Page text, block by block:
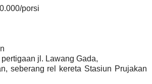
porsi
jl. Lawang Gada,
seberang rel kereta Stasiun Prujakan